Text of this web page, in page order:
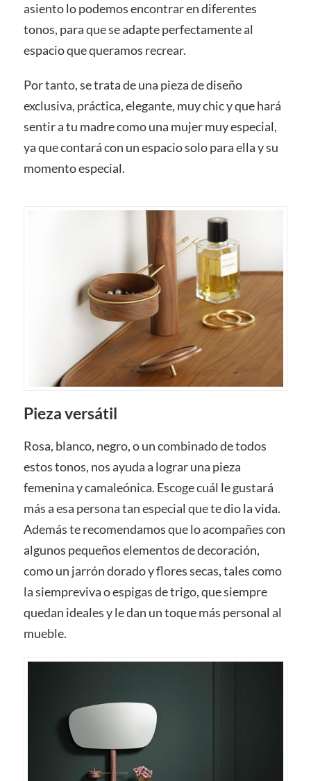
asiento lo podemos encontrar en diferentes
tonos, para que se adapte perfectamente al
espacio que queramos recrear.
Por tanto, se trata de una pieza de diseño
exclusiva, práctica, elegante, muy chic y que hará
sentir a tu madre como una mujer muy especial,
ya que contará con un espacio solo para ella y su
momento especial.
Pieza versátil
Rosa, blanco, negro, o un combinado de todos
estos tonos, nos ayuda a lograr una pieza
femenina y camaleónica. Escoge cuál le gustará
más a esa persona tan especial que te dio la vida.
Además te recomendamos que lo acompañes con
algunos pequeños elementos de decoración,
como un jarrón dorado y flores secas, tales como
la siempreviva o espigas de trigo, que siempre
quedan ideales y le dan un toque más personal al
mueble.